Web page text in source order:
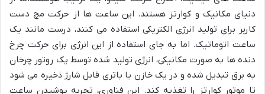
دنیای مکانیک و کوارتز هستند. این ساعت ها از حرکت مچ دست
کاربر برای تولید انرژی الکتریکی استفاده می کنند، درست مانند یک
ساعت اتوماتیک. اما به جای استفاده از این انرژی برای حرکت چرخ
دنده ها به صورت مکانیکی، انرژی تولید شده توسط یک روتور چرخان
به برق تبدیل شده و در یک خازن یا باتری قابل شارژ ذخیره می شود
تا موتور کوارتز را تغذیه کند. این فناوری، تجربه پوشیدن ساعت